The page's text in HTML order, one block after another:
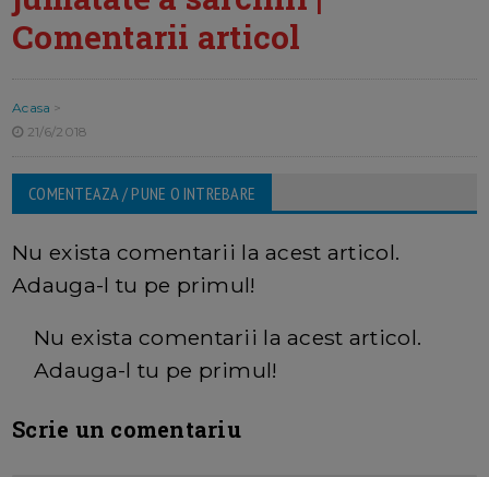
Comentarii articol
Acasa >
21/6/2018
COMENTEAZA / PUNE O INTREBARE
Nu exista comentarii la acest articol.
Adauga-l tu pe primul!
Nu exista comentarii la acest articol.
Adauga-l tu pe primul!
Scrie un comentariu